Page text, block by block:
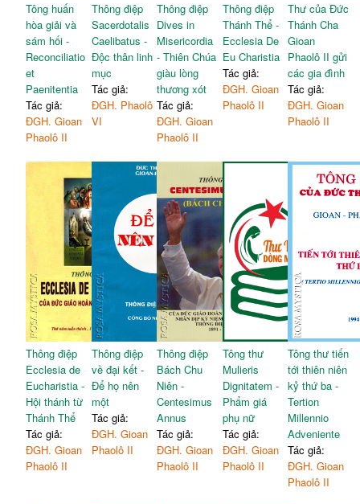
Tông huấn
hòa giải và
sám hối -
Reconciliatio
et
Paenitentia
Tác giả:
ĐGH. Gioan
Phaolô II
Thông điệp
Sacerdotalis
Caelibatus -
Độc thân linh
mục
Tác giả:
ĐGH. Phaolô
VI
Thông điệp
Dives in
Misericordia
- Thiên Chúa
giàu lòng
thương xót
Tác giả:
ĐGH. Gioan
Phaolô II
Thông điệp
Thánh Thể -
Ecclesia De
Eu Charistia
Tác giả:
ĐGH. Gioan
Phaolô II
Thư của Đức
Thánh Cha
Gioan
Phaolô II gửi
các gia đình
Tác giả:
ĐGH. Gioan
Phaolô II
Thông điệp
Ecclesia de
Eucharistia -
Hội thánh từ
Thánh Thể
Tác giả:
ĐGH. Gioan
Phaolô II
Thông điệp
về đại kết -
Để họ nên
một
Tác giả:
ĐGH. Gioan
Phaolô II
Thông điệp
Bách Chu
Niên -
Centesimus
Annus
Tác giả:
ĐGH. Gioan
Phaolô II
Tông thư
Mulieris
Dignitatem -
Phẩm giá
phụ nữ
Tác giả:
ĐGH. Gioan
Phaolô II
Tông thư tiến
tới thiên niên
kỷ thứ ba -
Tertion
Millennio
Adveniente
Tác giả:
ĐGH. Gioan
Phaolô II